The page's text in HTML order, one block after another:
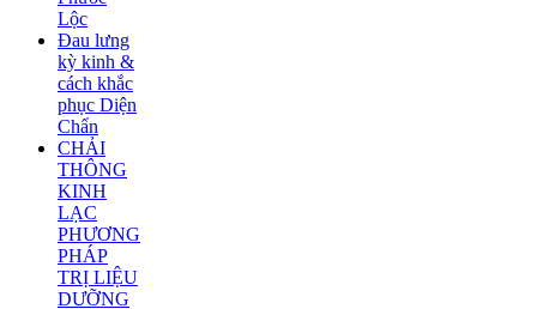
Lộc
Đau lưng
kỳ kinh &
cách khắc
phục Diện
Chẩn
CHẢI
THÔNG
KINH
LẠC
PHƯƠNG
PHÁP
TRỊ LIỆU
DƯỠNG